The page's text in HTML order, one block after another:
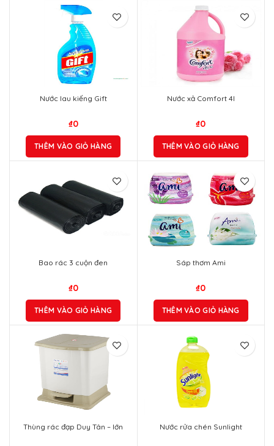
Nước lau kiếng Gift
₫0
THÊM VÀO GIỎ HÀNG
Nước xả Comfort 4l
₫0
THÊM VÀO GIỎ HÀNG
Bao rác 3 cuộn đen
₫0
THÊM VÀO GIỎ HÀNG
Sáp thơm Ami
₫0
THÊM VÀO GIỎ HÀNG
Thùng rác đạp Duy Tân – lớn Nước rửa chén Sunlight